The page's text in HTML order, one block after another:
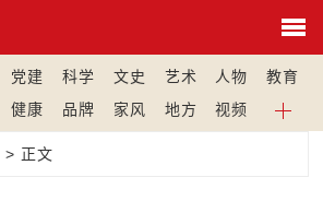
党建 科学 文史 艺术 人物
教育
健康 品牌 家风 地方 视频
> 正文